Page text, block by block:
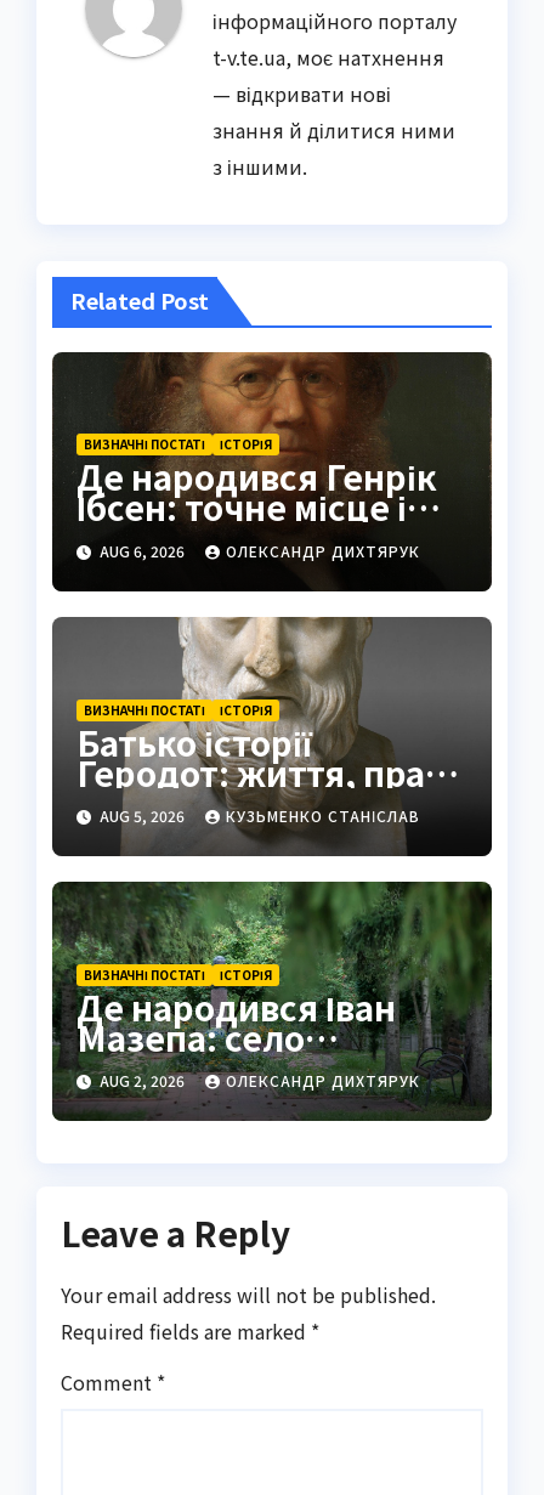
інформаційного порталу
t-v.te.ua, моє натхнення
— відкривати нові
знання й ділитися ними
з іншими.
Related Post
ВИЗНАЧНІ ПОСТАТІ ІСТОРІЯ
Де народився Генрік
Ібсен: точне місце і
історія
AUG 6, 2026 ОЛЕКСАНДР ДИХТЯРУК
ВИЗНАЧНІ ПОСТАТІ ІСТОРІЯ
Батько історії
Геродот: життя, праці
та спадщина
AUG 5, 2026 КУЗЬМЕНКО СТАНІСЛАВ
ВИЗНАЧНІ ПОСТАТІ ІСТОРІЯ
Де народився Іван
Мазепа: село
Мазепинці та корені
легендарного
гетьмана
AUG 2, 2026 ОЛЕКСАНДР ДИХТЯРУК
Leave a Reply
Your email address will not be published.
Required fields are marked *
Comment *